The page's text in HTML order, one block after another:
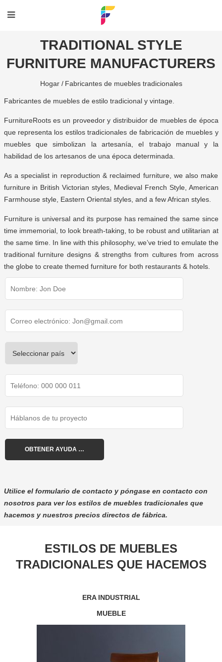
TRADITIONAL STYLE
FURNITURE MANUFACTURERS
Hogar / Fabricantes de muebles tradicionales
Fabricantes de muebles de estilo tradicional y vintage.
FurnitureRoots es un proveedor y distribuidor de muebles de época
que representa los estilos tradicionales de fabricación de muebles y
muebles que simbolizan la artesanía, el trabajo manual y la
habilidad de los artesanos de una época determinada.
As a specialist in reproduction & reclaimed furniture, we also make
furniture in British Victorian styles, Medieval French Style, American
Farmhouse style, Eastern Oriental styles, and a few African styles.
Furniture is universal and its purpose has remained the same since
time immemorial, to look breath-taking, to be robust and utilitarian at
the same time. In line with this philosophy, we’ve tried to emulate the
traditional furniture designs & strengths from cultures from across
the globe to create themed furniture for both restaurants & hotels.
Utilice el formulario de contacto y póngase en contacto con
nosotros para ver los estilos de muebles tradicionales que
hacemos y nuestros precios directos de fábrica.
ESTILOS DE MUEBLES
TRADICIONALES QUE HACEMOS
ERA INDUSTRIAL
MUEBLE